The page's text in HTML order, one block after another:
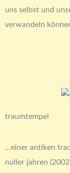
uns selbst und
verwandeln
traumtempel
…einer antiken
nuller jahren